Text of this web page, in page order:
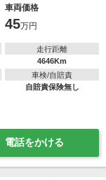
車両価格
45万円
走行距離
4646Km
車検/自賠責
自賠責保険無し
電話をかける